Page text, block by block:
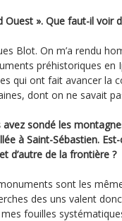
Ouest ». Que faut-il voir
Blot. On m’a rendu
préhistoriques en
qui ont fait avancer la
dont on ne savait
avez sondé les
à Saint-Sébastien.
d’autre de la frontière ?
sont les
des uns valent
fouilles